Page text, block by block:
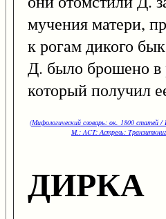
мучения матери,
к рогам дикого
Д. было брошено в
который получил
(Мифологический словарь: ок. 1800 статей
М.: ACT: Астрель:
ДИРКА